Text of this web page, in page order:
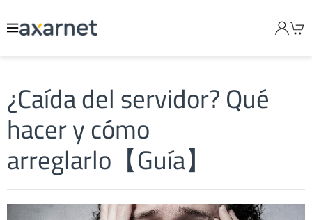
¿Caída del servidor? Qué
hacer y cómo
arreglarlo【Guía】